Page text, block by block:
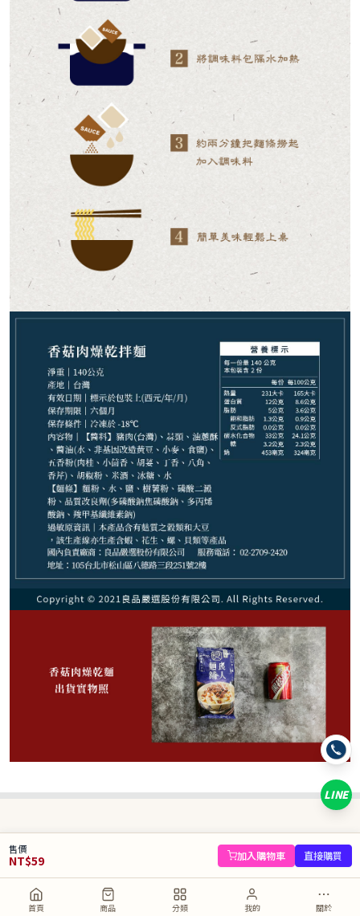
首頁 商品 分類 我的 關於
售價
NT$59 加入購物車 直接購買
59NT$ 88
− +
加入購物車 直接購買
LINE